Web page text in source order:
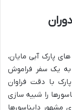
پارک آبی مایان،
به یک سفر فراموش
با دقت فراوان
را شبیه سازی
مشهور دایناسورها